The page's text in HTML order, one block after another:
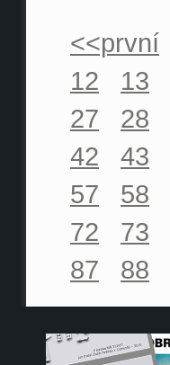
<<první
12
13
27
28
42
43
57
58
72
73
87
88